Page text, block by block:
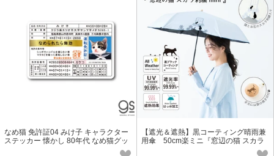
なめ猫 免許証04 みけ子 キャラクター
ステッカー 懐かし 80年代 なめ猫グッ
【遮光＆遮熱】黒コーティング晴雨兼
用傘 50cm楽ミニ『窓辺の猫 スカラ